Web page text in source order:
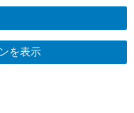
を表示